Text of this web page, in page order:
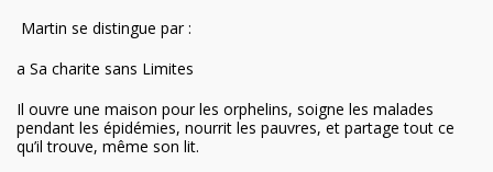
Martin se distingue par :
a Sa charite sans Limites
Il ouvre une maison pour les orphelins, soigne les malades
pendant les épidémies, nourrit les pauvres, et partage tout ce
qu’il trouve, même son lit.